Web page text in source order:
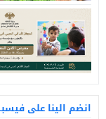
انضم الينا على